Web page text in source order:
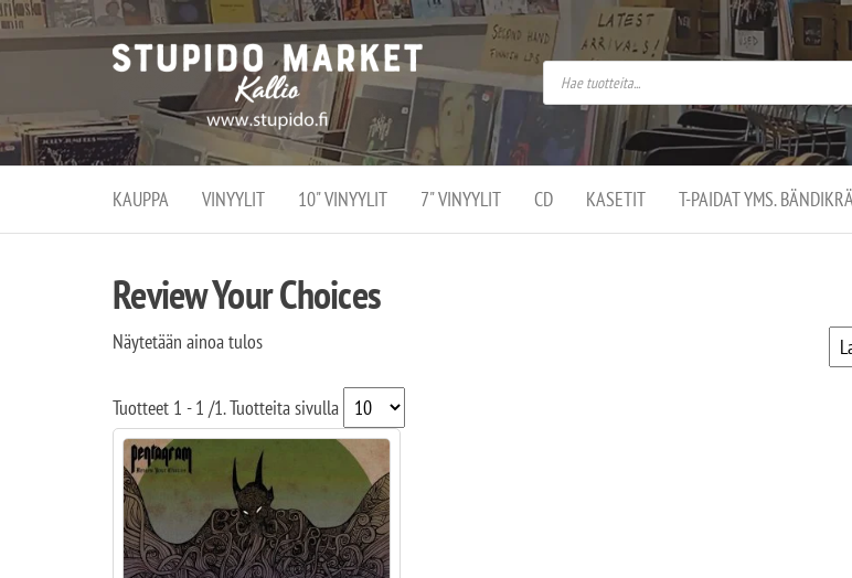
Stupido
Market –
verkossa
ja
kivijalassa
Stupido Market on
vaihtoehtomusaan
erikoistunut
verkko- sekä
kivijalkakauppa
Helsingissä
Kallion
KAUPPA VINYYLIT 10" VINYYLIT 7" VINYYLIT CD KASETIT T-PAIDAT YMS.
Review Your Choices
Näytetään ainoa tulos
Tuotteet 1 - 1 /1. Tuotteita sivulla